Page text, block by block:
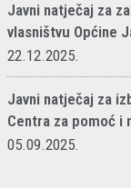
Javni natječaj za
vlasništvu Općine
22.12.2025.
Javni natječaj za
Centra za pomoć i
05.09.2025.